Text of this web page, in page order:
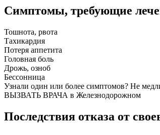
Симптомы, требующие
Тошнота, рвота
Тахикардия
Потеря аппетита
Головная боль
Дрожь, озноб
Бессонница
Узнали один или более симптомов? Не
ВЫЗВАТЬ ВРАЧА в Железнодорожном
Последствия отказа от